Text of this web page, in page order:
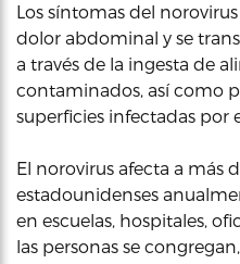
Los síntomas del
dolor abdominal y se
a través de la ingesta de
contaminados, así como
superficies infectadas por
El norovirus afecta a más
estadounidenses
en escuelas, hospitales,
las personas se